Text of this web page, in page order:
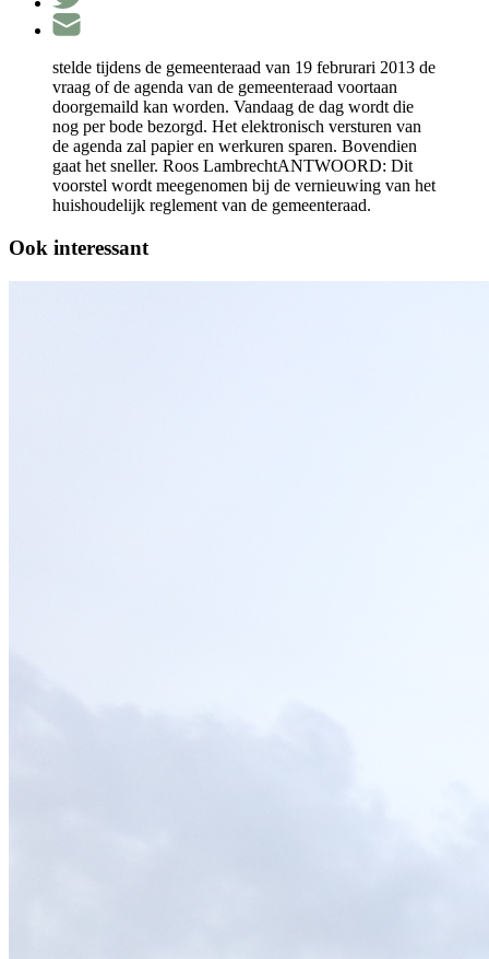
stelde tijdens de gemeenteraad van 19 februrari 2013 de
vraag of de agenda van de gemeenteraad voortaan
doorgemaild kan worden. Vandaag de dag wordt die
nog per bode bezorgd. Het elektronisch versturen van
de agenda zal papier en werkuren sparen. Bovendien
gaat het sneller. Roos LambrechtANTWOORD: Dit
voorstel wordt meegenomen bij de vernieuwing van het
huishoudelijk reglement van de gemeenteraad.
Ook interessant